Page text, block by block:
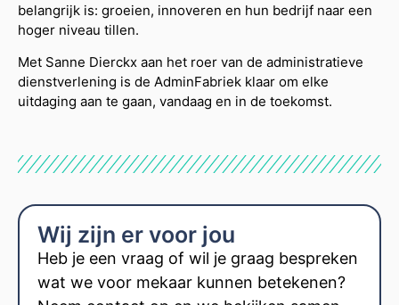
belangrijk is: groeien, innoveren en hun bedrijf naar een
hoger niveau tillen.
Met Sanne Dierckx aan het roer van de administratieve
dienstverlening is de AdminFabriek klaar om elke
uitdaging aan te gaan, vandaag en in de toekomst.
Wij zijn er voor jou
Heb je een vraag of wil je graag bespreken
wat we voor mekaar kunnen betekenen?